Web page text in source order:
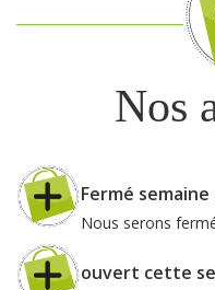
Nos
Fermé
Nous serons
ouvert cette